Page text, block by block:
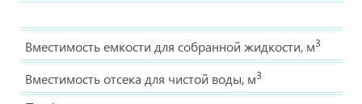
Вместимость емкости для собранной жидкости, м3
Вместимость отсека для чистой воды, м3